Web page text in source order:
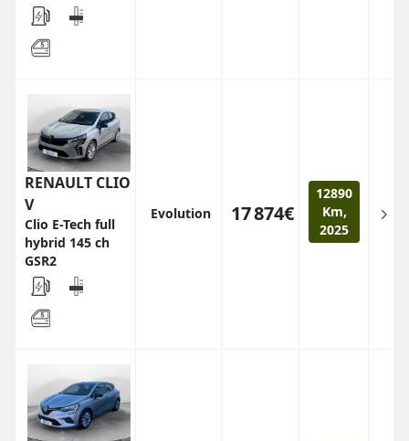
RENAULT CLIO
V
Clio E-Tech full
hybrid 145 ch
GSR2
Evolution 17 874€
12890
Km,
2025